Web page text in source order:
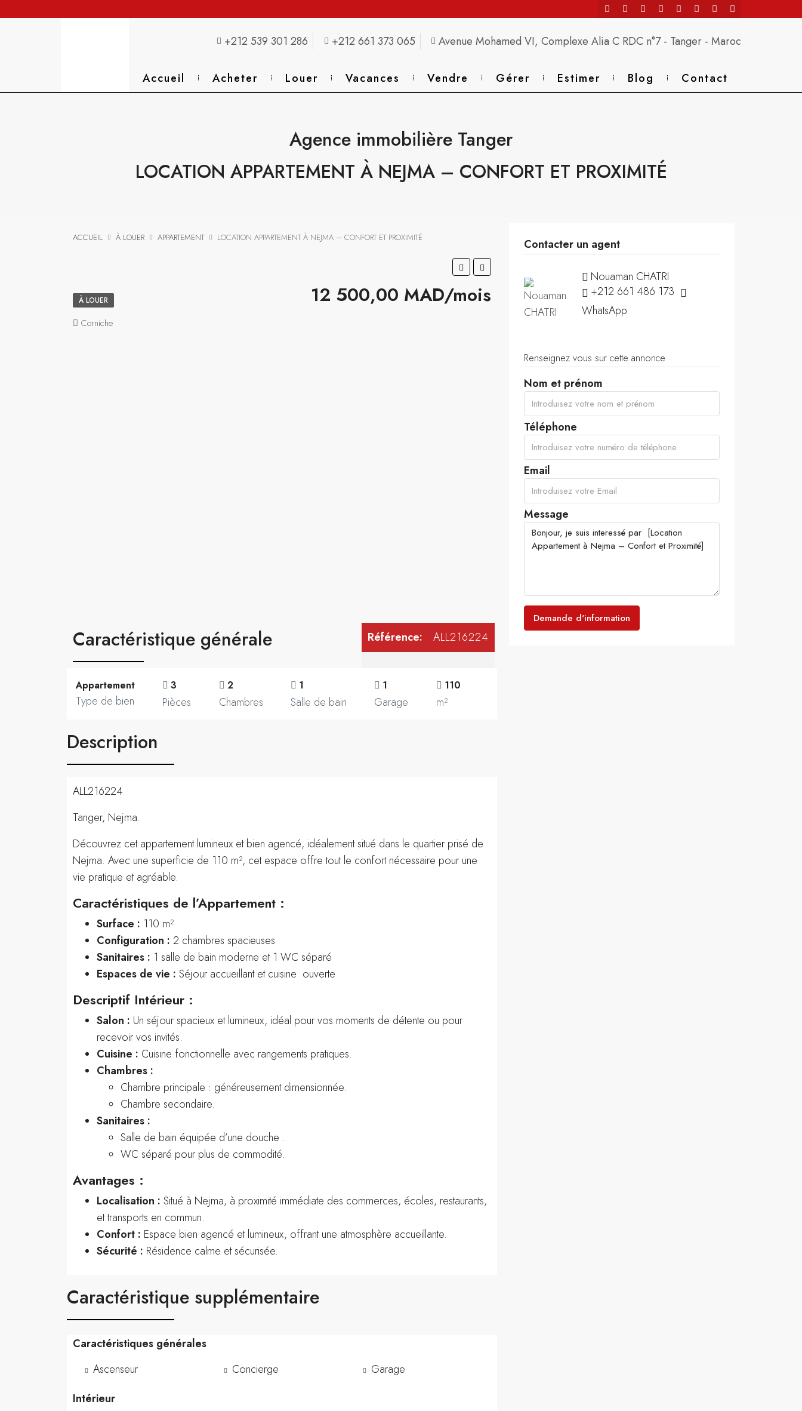
+212 539 301 286 +212 661 373 065 Avenue Mohamed VI, Complexe Alia C RDC n°7 - Tanger - Maroc
Accueil Acheter Louer Vacances Vendre Gérer Estimer Blog Contact
Agence immobilière Tanger
LOCATION APPARTEMENT À NEJMA – CONFORT ET PROXIMITÉ
ACCUEIL À LOUER APPARTEMENT LOCATION APPARTEMENT À NEJMA – CONFORT ET PROXIMITÉ
12 500,00 MAD/mois
À LOUER
Corniche
Caractéristique générale Référence: ALL216224
Appartement
Type de bien
3
Pièces
2
Chambres
1
Salle de bain
1
Garage
110
m²
Description
ALL216224
Tanger, Nejma.
Découvrez cet appartement lumineux et bien agencé, idéalement situé dans le quartier prisé de
Nejma. Avec une superficie de 110 m², cet espace offre tout le confort nécessaire pour une
vie pratique et agréable.
Caractéristiques de l’Appartement :
Surface : 110 m²
Configuration : 2 chambres spacieuses
Sanitaires : 1 salle de bain moderne et 1 WC séparé
Espaces de vie : Séjour accueillant et cuisine ouverte
Descriptif Intérieur :
Salon : Un séjour spacieux et lumineux, idéal pour vos moments de détente ou pour
recevoir vos invités.
Cuisine : Cuisine fonctionnelle avec rangements pratiques.
Chambres :
Chambre principale : généreusement dimensionnée.
Chambre secondaire.
Sanitaires :
Salle de bain équipée d’une douche .
WC séparé pour plus de commodité.
Avantages :
Localisation : Situé à Nejma, à proximité immédiate des commerces, écoles, restaurants,
et transports en commun.
Confort : Espace bien agencé et lumineux, offrant une atmosphère accueillante.
Sécurité : Résidence calme et sécurisée.
Caractéristique supplémentaire
Caractéristiques générales
Ascenseur
Concierge
Garage
Intérieur
Contacter un agent
Nouaman CHATRI
+212 661 486 173
WhatsApp
Renseignez vous sur cette annonce
Nom et prénom
Téléphone
Email
Message
Demande d'information